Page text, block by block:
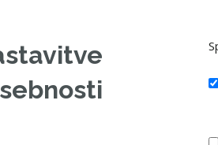
Priporočila in pričakovanja
Slovenskega državnega
Z aktom Priporočila in pričakovanja